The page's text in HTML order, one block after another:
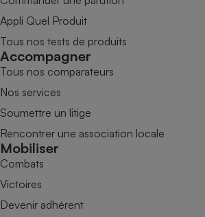
Appli Quel Produit
Tous nos tests de produits
Accompagner
Tous nos comparateurs
Nos services
Soumettre un litige
Rencontrer une association locale
Mobiliser
Combats
Victoires
Devenir adhérent